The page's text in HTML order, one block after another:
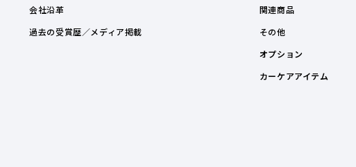
会社沿革
過去の受賞歴／メディア掲載
関連商品
その他
オプション
カーケアアイテム